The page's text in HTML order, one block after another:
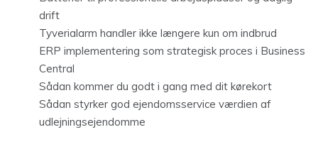
drift
Tyverialarm handler ikke længere kun om indbrud
ERP implementering som strategisk proces i Business
Central
Sådan kommer du godt i gang med dit kørekort
Sådan styrker god ejendomsservice værdien af
udlejningsejendomme